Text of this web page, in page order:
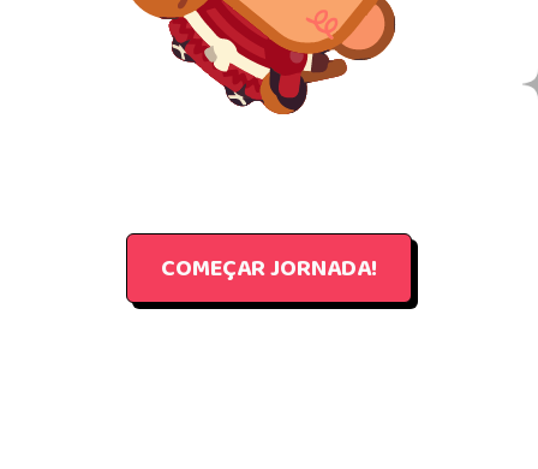
COMEÇAR JORNADA!